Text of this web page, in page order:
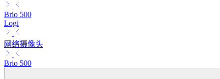
Brio 500
Logi
网络摄像头
Brio 500